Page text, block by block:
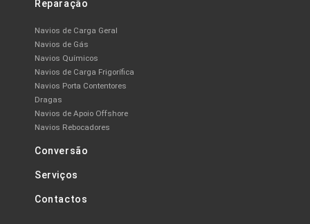
Reparação
Navios de Carga Geral
Navios de Gás
Navios Químicos
Navios de Carga Frigorífica
Navios Porta Contentores
Dragas
Navios de Apoio Offshore
Navios Rebocadores
Conversão
Serviços
Contactos